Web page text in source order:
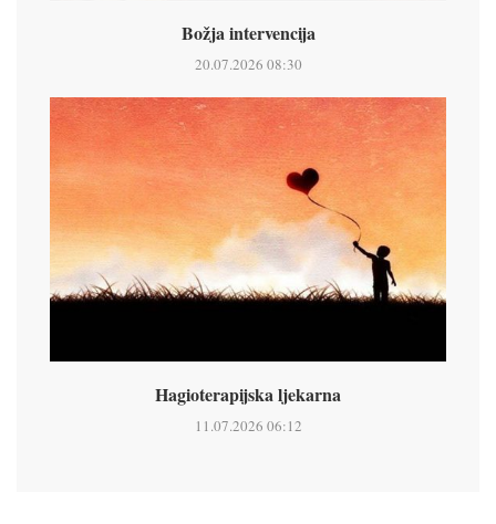
Božja intervencija
20.07.2026 08:30
Hagioterapijska ljekarna
11.07.2026 06:12